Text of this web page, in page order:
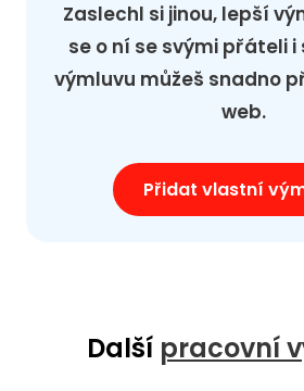
Zaslechl si jinou, lepší
se o ní se svými přáteli i
výmluvu můžeš snadno
web.
Přidat vlastní
Další pracovní